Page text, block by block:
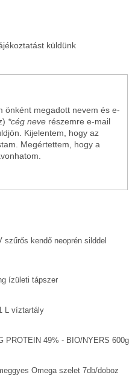
küldünk
önként megadott nevem és e-
*cég neverészemre e-mail
Kijelentem, hogy az
Megértettem, hogy a
szűrős kendő neoprén silddel
ízületi tápszer
L víztartály
PROTEIN 49% - BIO/NYERS 600g
Omega szelet 7db/doboz